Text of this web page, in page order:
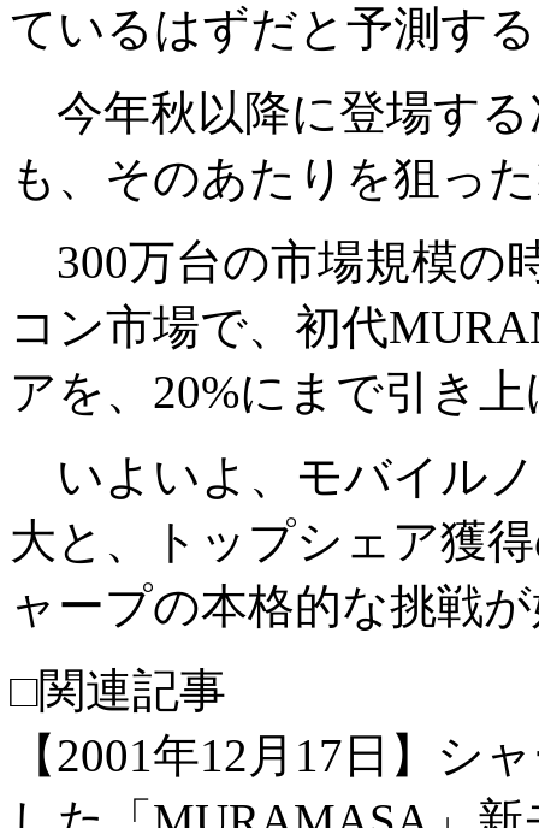
ているはずだと予測す
今年秋以降に登場す
も、そのあたりを狙っ
300万台の市場規模の
コン市場で、初代
アを、20%にまで引き
いよいよ、モバイル
大と、トップシェア獲
ャープの本格的な挑戦
□関連記事
【2001年12月17日】シ